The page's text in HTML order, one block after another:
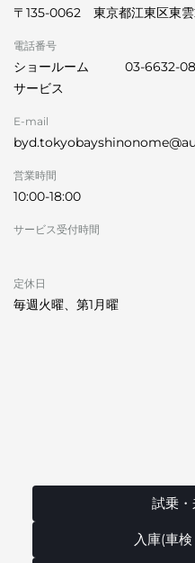
〒135-0062 東京都江東区東雲
電話番号
ショールーム
03-6632-
サービス
E-mail
営業時間
10:00-18:00
サービス受付時間
定休日
毎週火曜、第1月曜
試乗
入庫(車